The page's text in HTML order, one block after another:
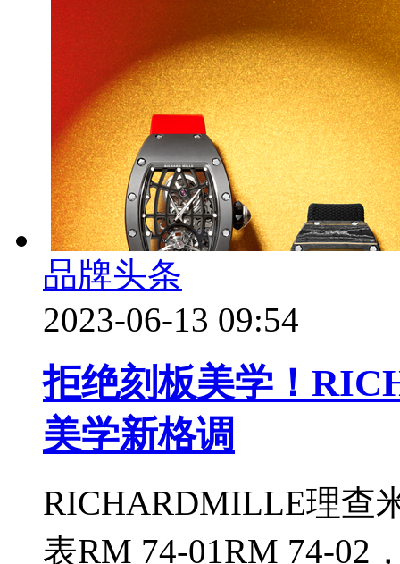
品牌头条
2023-06-13 09:54
拒绝刻板美学！
美学新格调
RICHARDMILLE理查
表RM 74-01RM 74-02